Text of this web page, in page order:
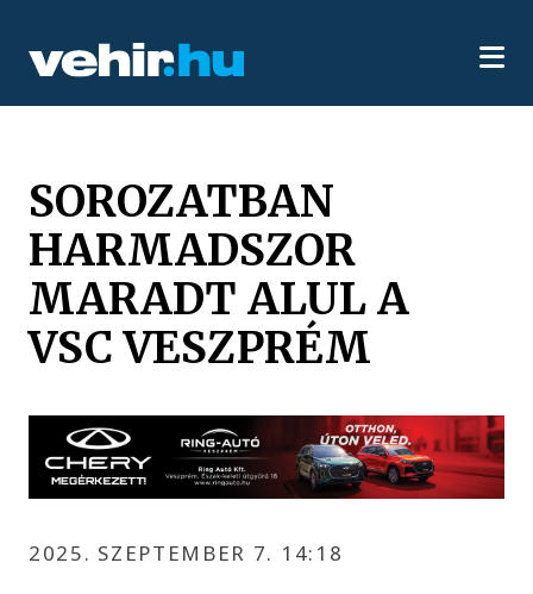
SOROZATBAN
HARMADSZOR
MARADT ALUL A
VSC VESZPRÉM
2025. SZEPTEMBER 7. 14:18